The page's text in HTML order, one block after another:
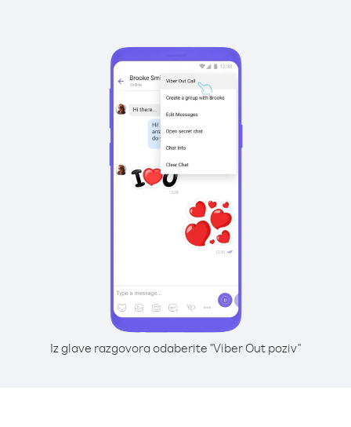
Iz glave razgovora odaberite "Viber Out poziv"